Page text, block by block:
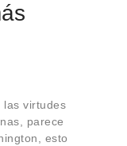
las virtudes
parece
esto